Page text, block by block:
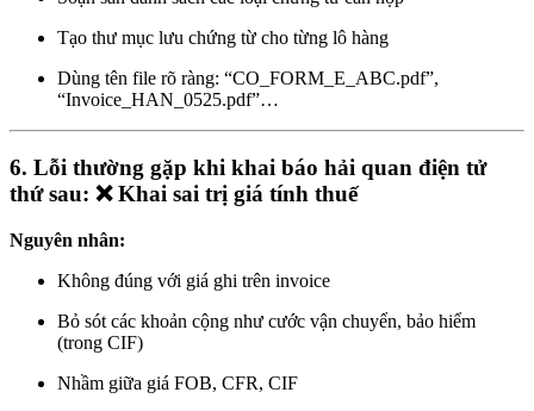
Tạo thư mục lưu chứng từ cho từng lô hàng
Dùng tên file rõ ràng: “CO_FORM_E_ABC.pdf”,
“Invoice_HAN_0525.pdf”…
6. Lỗi thường gặp khi khai báo hải quan điện tử
thứ sau: ❌ Khai sai trị giá tính thuế
Nguyên nhân:
Không đúng với giá ghi trên invoice
Bỏ sót các khoản cộng như cước vận chuyển, bảo hiểm
(trong CIF)
Nhầm giữa giá FOB, CFR, CIF